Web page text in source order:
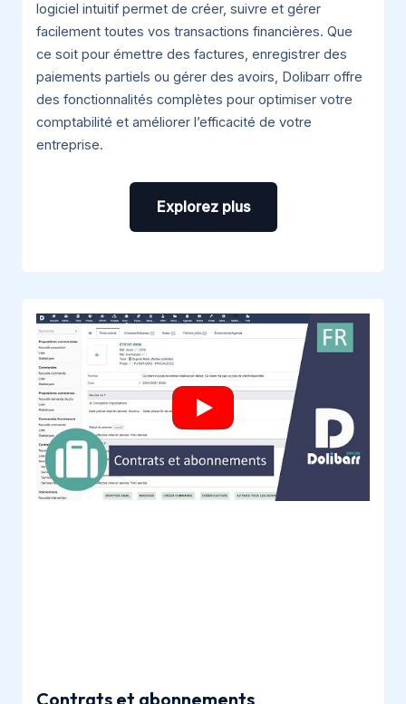
logiciel intuitif permet de créer, suivre et gérer
facilement toutes vos transactions financières. Que
ce soit pour émettre des factures, enregistrer des
paiements partiels ou gérer des avoirs, Dolibarr offre
des fonctionnalités complètes pour optimiser votre
comptabilité et améliorer l’efficacité de votre
entreprise.
Explorez plus
Contrats et abonnements